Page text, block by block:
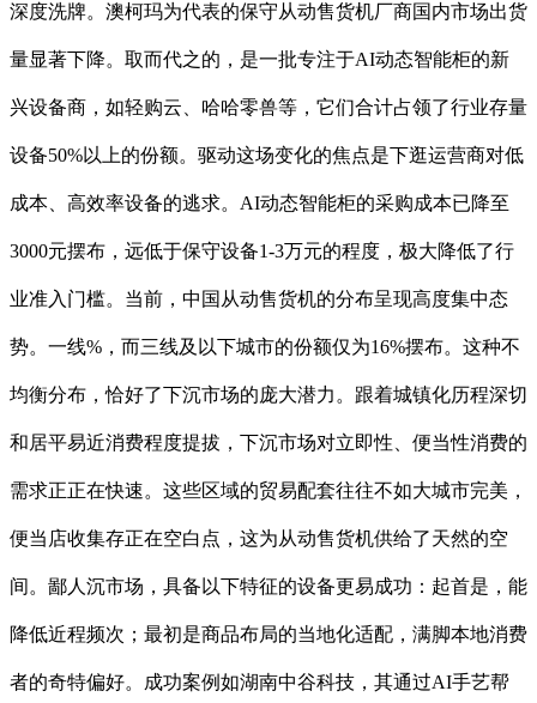
深度洗牌。澳柯玛为代表的保守从动售货机厂商国内市场出货
量显著下降。取而代之的，是一批专注于AI动态智能柜的新
兴设备商，如轻购云、哈哈零兽等，它们合计占领了行业存量
设备50%以上的份额。驱动这场变化的焦点是下逛运营商对低
成本、高效率设备的逃求。AI动态智能柜的采购成本已降至
3000元摆布，远低于保守设备1-3万元的程度，极大降低了行
业准入门槛。当前，中国从动售货机的分布呈现高度集中态
势。一线%，而三线及以下城市的份额仅为16%摆布。这种不
均衡分布，恰好了下沉市场的庞大潜力。跟着城镇化历程深切
和居平易近消费程度提拔，下沉市场对立即性、便当性消费的
需求正正在快速。这些区域的贸易配套往往不如大城市完美，
便当店收集存正在空白点，这为从动售货机供给了天然的空
间。鄙人沉市场，具备以下特征的设备更易成功：起首是，能
降低近程频次；最初是商品布局的当地化适配，满脚本地消费
者的奇特偏好。成功案例如湖南中谷科技，其通过AI手艺帮